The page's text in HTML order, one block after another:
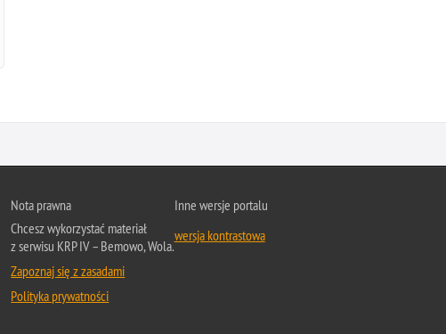
Nota prawna
Chcesz wykorzystać materiał
z serwisu KRP IV – Bemowo, Wola.
Zapoznaj się z zasadami
Polityka prywatności
Inne wersje portalu
wersja kontrastowa